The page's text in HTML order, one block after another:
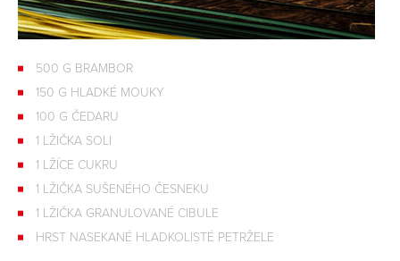
500 G BRAMBOR
150 G HLADKÉ MOUKY
100 G ČEDARU
1 LŽIČKA SOLI
1 LŽÍCE CUKRU
1 LŽIČKA SUŠENÉHO ČESNEKU
1 LŽIČKA GRANULOVANÉ CIBULE
HRST NASEKANÉ HLADKOLISTÉ PETRŽELE